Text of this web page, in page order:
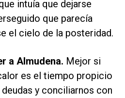
intuía que dejarse
que parecía
el cielo de la posteridad.
a Almudena. Mejor si
es el tiempo propicio
y conciliarnos con